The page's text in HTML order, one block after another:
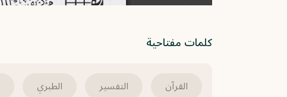
كلمات مفتاحية
القرآن التفسير الطبري